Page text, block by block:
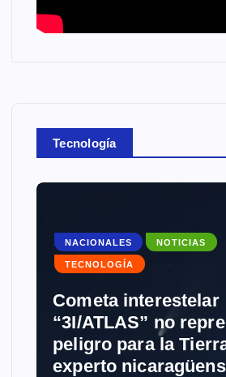
Tecnología
NACIONALES NOTICIAS
TECNOLOGÍA
Cometa interestelar
“3I/ATLAS” no
peligro para la
experto